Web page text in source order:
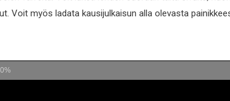
Voit myös ladata kausijulkaisun alla olevasta